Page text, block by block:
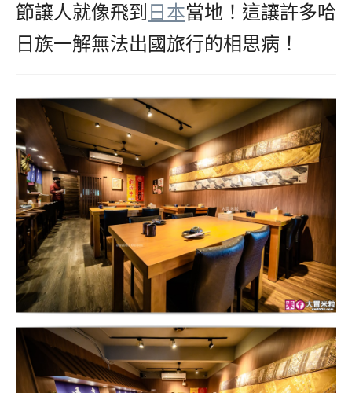
節讓人就像飛到 日本當地！這讓許多哈
日族一解無法出國旅行的相思病！